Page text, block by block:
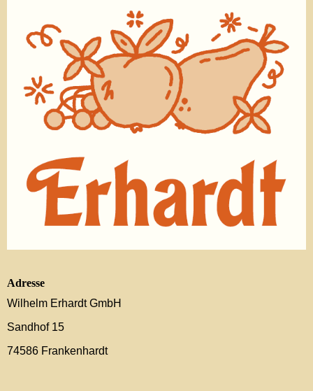
Adresse
Wilhelm Erhardt GmbH
Sandhof 15
74586 Frankenhardt